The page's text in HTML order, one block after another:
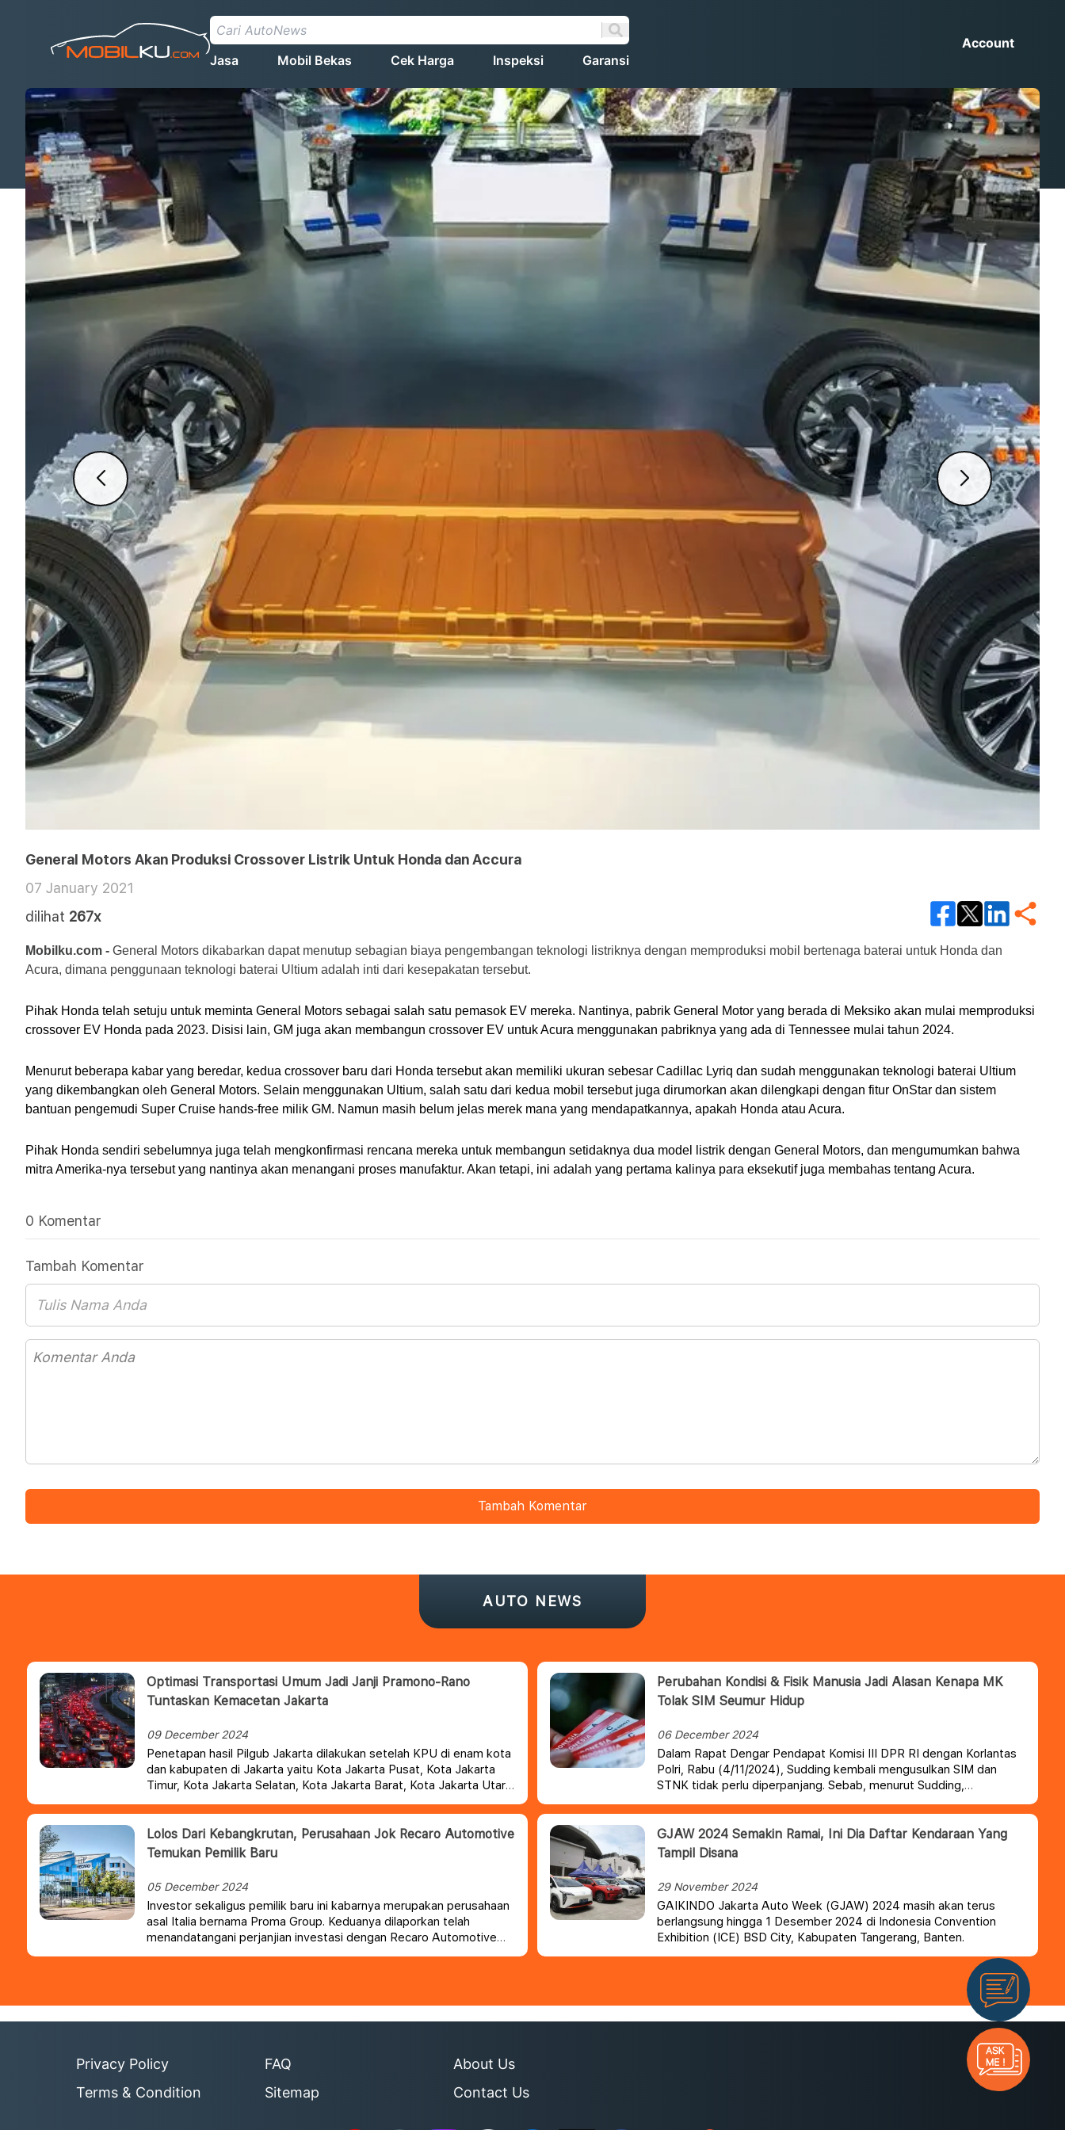
Jasa Mobil Bekas Cek Harga Inspeksi Garansi
Account
General Motors Akan Produksi Crossover Listrik Untuk Honda dan Accura
07 January 2021
dilihat 267x
Mobilku.com - General Motors dikabarkan dapat menutup sebagian biaya pengembangan teknologi listriknya dengan memproduksi mobil bertenaga baterai untuk Honda dan
Acura, dimana penggunaan teknologi baterai Ultium adalah inti dari kesepakatan tersebut.
Pihak Honda telah setuju untuk meminta General Motors sebagai salah satu pemasok EV mereka. Nantinya, pabrik General Motor yang berada di Meksiko akan mulai memproduksi
crossover EV Honda pada 2023. Disisi lain, GM juga akan membangun crossover EV untuk Acura menggunakan pabriknya yang ada di Tennessee mulai tahun 2024.
Menurut beberapa kabar yang beredar, kedua crossover baru dari Honda tersebut akan memiliki ukuran sebesar Cadillac Lyriq dan sudah menggunakan teknologi baterai Ultium
yang dikembangkan oleh General Motors. Selain menggunakan Ultium, salah satu dari kedua mobil tersebut juga dirumorkan akan dilengkapi dengan fitur OnStar dan sistem
bantuan pengemudi Super Cruise hands-free milik GM. Namun masih belum jelas merek mana yang mendapatkannya, apakah Honda atau Acura.
Pihak Honda sendiri sebelumnya juga telah mengkonfirmasi rencana mereka untuk membangun setidaknya dua model listrik dengan General Motors, dan mengumumkan bahwa
mitra Amerika-nya tersebut yang nantinya akan menangani proses manufaktur. Akan tetapi, ini adalah yang pertama kalinya para eksekutif juga membahas tentang Acura.
0 Komentar
Tambah Komentar
Tambah Komentar
AUTO NEWS
Optimasi Transportasi Umum Jadi Janji Pramono-Rano
Tuntaskan Kemacetan Jakarta
09 December 2024
Penetapan hasil Pilgub Jakarta dilakukan setelah KPU di enam kota
dan kabupaten di Jakarta yaitu Kota Jakarta Pusat, Kota Jakarta
Timur, Kota Jakarta Selatan, Kota Jakarta Barat, Kota Jakarta Utara
dan Kabupaten Kepulauan Seribu menyelesaikan rekapitulasi lebih
dulu.
Perubahan Kondisi & Fisik Manusia Jadi Alasan Kenapa MK
Tolak SIM Seumur Hidup
06 December 2024
Dalam Rapat Dengar Pendapat Komisi III DPR RI dengan Korlantas
Polri, Rabu (4/11/2024), Sudding kembali mengusulkan SIM dan
STNK tidak perlu diperpanjang. Sebab, menurut Sudding,
perpanjangan SIM dan STNK hanya membebankan masyarakat.
Lolos Dari Kebangkrutan, Perusahaan Jok Recaro Automotive
Temukan Pemilik Baru
05 December 2024
Investor sekaligus pemilik baru ini kabarnya merupakan perusahaan
asal Italia bernama Proma Group. Keduanya dilaporkan telah
menandatangani perjanjian investasi dengan Recaro Automotive
untuk mengambil alih perusahaan tersebut dan memulai kembali
GJAW 2024 Semakin Ramai, Ini Dia Daftar Kendaraan Yang
Tampil Disana
29 November 2024
GAIKINDO Jakarta Auto Week (GJAW) 2024 masih akan terus
berlangsung hingga 1 Desember 2024 di Indonesia Convention
Exhibition (ICE) BSD City, Kabupaten Tangerang, Banten.
Privacy Policy
Terms & Condition
FAQ
Sitemap
About Us
Contact Us